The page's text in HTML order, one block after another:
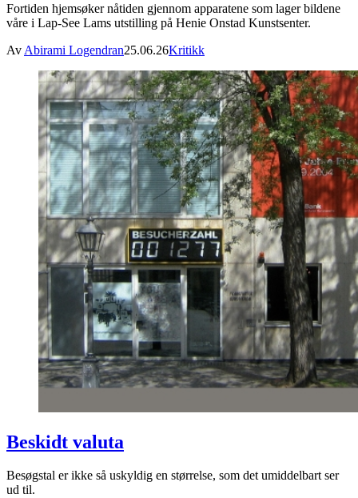
Fortiden hjemsøker nåtiden gjennom apparatene som lager bildene
våre i Lap-See Lams utstilling på Henie Onstad Kunstsenter.
Av Abirami Logendran25.06.26Kritikk
Beskidt valuta
Besøgstal er ikke så uskyldig en størrelse, som det umiddelbart ser
ud til.